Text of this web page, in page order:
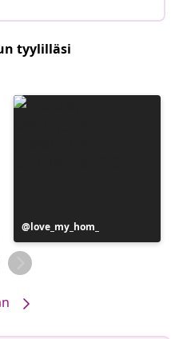
tyylilläsi
Julkaissut
love_my_hom_